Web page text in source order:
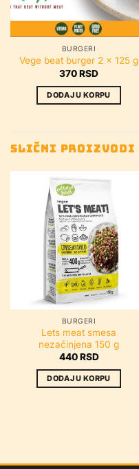
BURGERI
Vege beat burger 2 x 125 g
370RSD
DODAJ U KORPU
SLIČNI PROIZVODI
BURGERI
Lets meat smesa
nezačinjena 150 g
440RSD
DODAJ U KORPU